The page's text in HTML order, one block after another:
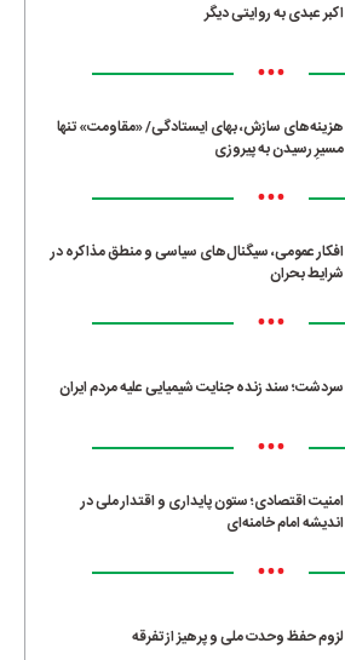
اکبر عبدی به روایتی دیگر
•••
هزینه‌های سازش، بهای ایستادگی/ «مقاومت» تنها
مسیرِ رسیدن به پیروزی
•••
افکار عمومی، سیگنال‌های سیاسی و منطق مذاکره در
شرایط بحران
•••
سردشت؛ سند زنده جنایت شیمیایی علیه مردم ایران
•••
امنیت اقتصادی؛ ستون پایداری و اقتدار ملی در
اندیشه امام خامنه‌ای
•••
لزوم حفظ وحدت ملی و پرهیز از تفرقه